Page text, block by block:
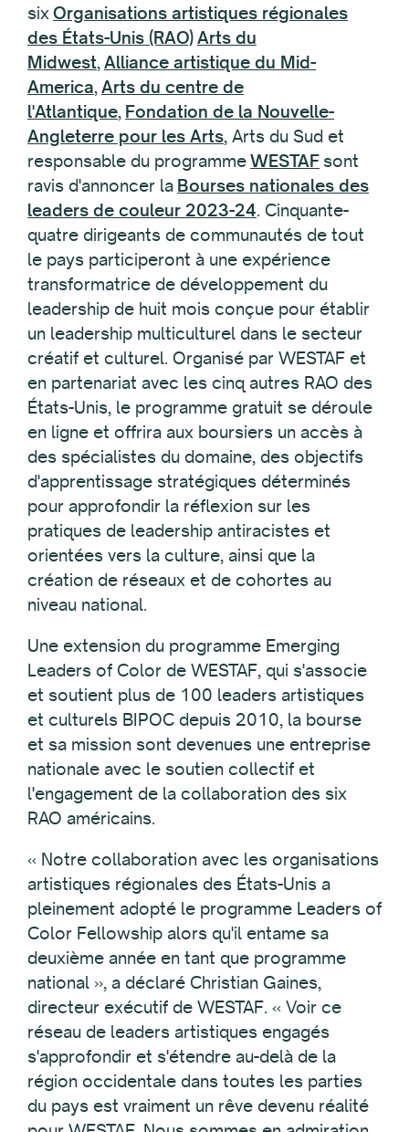
sixOrganisations artistiques régionales
des États-Unis (RAO)Arts du
Midwest,Alliance artistique du Mid-
America,Arts du centre de
l'Atlantique, Fondation de la Nouvelle-
Angleterre pour les Arts, Arts du Sud et
responsable du programmeWESTAF sont
ravis d'annoncer la Bourses nationales des
leaders de couleur 2023-24. Cinquante-
quatre dirigeants de communautés de tout
le pays participeront à une expérience
transformatrice de développement du
leadership de huit mois conçue pour établir
un leadership multiculturel dans le secteur
créatif et culturel. Organisé par WESTAF et
en partenariat avec les cinq autres RAO des
États-Unis, le programme gratuit se déroule
en ligne et offrira aux boursiers un accès à
des spécialistes du domaine, des objectifs
d'apprentissage stratégiques déterminés
pour approfondir la réflexion sur les
pratiques de leadership antiracistes et
orientées vers la culture, ainsi que la
création de réseaux et de cohortes au
niveau national.
Une extension du programme Emerging
Leaders of Color de WESTAF, qui s'associe
et soutient plus de 100 leaders artistiques
et culturels BIPOC depuis 2010, la bourse
et sa mission sont devenues une entreprise
nationale avec le soutien collectif et
l'engagement de la collaboration des six
RAO américains.
« Notre collaboration avec les organisations
artistiques régionales des États-Unis a
pleinement adopté le programme Leaders of
Color Fellowship alors qu'il entame sa
deuxième année en tant que programme
national », a déclaré Christian Gaines,
directeur exécutif de WESTAF. « Voir ce
réseau de leaders artistiques engagés
s'approfondir et s'étendre au-delà de la
région occidentale dans toutes les parties
du pays est vraiment un rêve devenu réalité